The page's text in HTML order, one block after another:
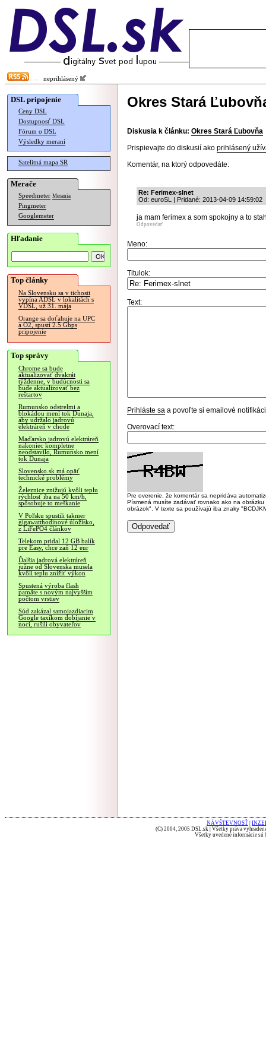
neprihlásený
DSL pripojenie
Ceny DSL
Dostupnosť DSL
Fórum o DSL
Výsledky meraní
Satelitná mapa SR
Merače
Speedmeter Merania
Pingmeter
Googlemeter
Hľadanie
Top články
Na Slovensku sa v tichosti
vypína ADSL v lokalitách s
VDSL, už 31. mája
Orange sa doťahuje na UPC
a O2, spustí 2.5 Gbps
pripojenie
Top správy
Chrome sa bude
aktualizovať dvakrát
týždenne, v budúcnosti sa
bude aktualizovať bez
reštartov
Rumunsko odstrelmi a
blokádou mení tok Dunaja,
aby udržalo jadrovú
elektráreň v chode
Maďarsko jadrovú elektráreň
nakoniec kompletne
neodstavilo, Rumunsko mení
tok Dunaja
Slovensko.sk má opäť
technické problémy
Železnice znižujú kvôli teplu
rýchlosť iba na 50 km/h,
spôsobuje to meškanie
V Poľsku spustili takmer
gigawatthodinové úložisko,
z LiFePO4 článkov
Telekom pridal 12 GB balík
pre Easy, chce zaň 12 eur
Ďalšia jadrová elektráreň
južne od Slovenska musela
kvôli teplu znížiť výkon
Spustená výroba flash
pamäte s novým najvyšším
počtom vrstiev
Súd zakázal samojazdiacim
Google taxíkom dobíjanie v
noci, rušili obyvateľov
Okres Stará
Diskusia k článku: Okres Stará Ľubovňa
Prispievajte do diskusií ako prihlásený
Komentár, na ktorý odpovedáte:
Re: Ferimex-slnet
Od: euroSL | Pridané: 2013-04-09 14:59:02
ja mam ferimex a som spokojny a to
Odpovedať
Meno:
Titulok:
Text:
Prihláste sa a povoľte si emailové
Overovací text:
Pre overenie, že komentár sa nepridáva
Písmená musíte zadávať rovnako ako na
obrázok". V texte sa používajú iba znaky
NÁVŠTEVNOSŤ
(C) 2004, 2005 DSL.sk | Všetky práva
Všetky uvedené informácie sú